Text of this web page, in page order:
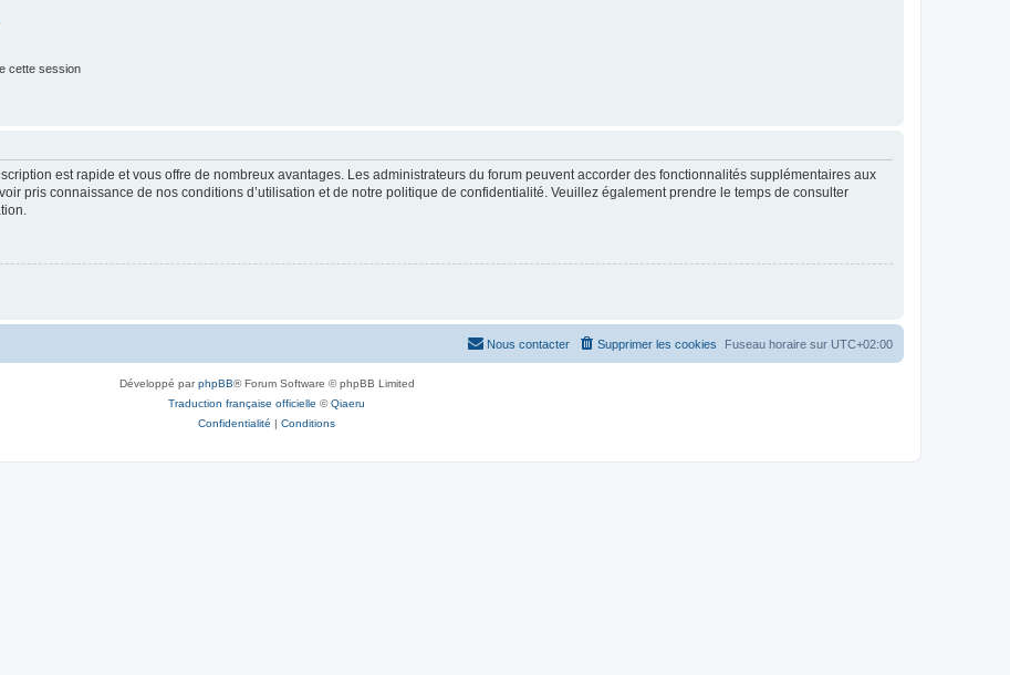
cette session
est rapide et vous offre de nombreux avantages. Les administrateurs du forum peuvent accorder des fonctionnalités supplémentaires aux
pris connaissance de nos conditions d’utilisation et de notre politique de confidentialité. Veuillez également prendre le temps de consulter
Fuseau horaire sur UTC+02:00
Supprimer les cookies
Nous contacter
Développé parphpBB® Forum Software © phpBB Limited
Traduction française officielle ©Qiaeru
Confidentialité | Conditions